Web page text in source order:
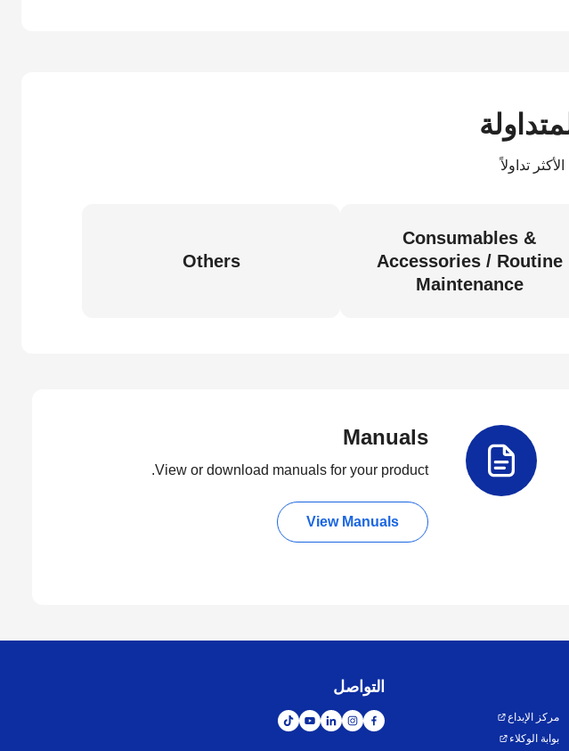
تداولاً
Consumables &
Accessories / Routine
Maintenance
Others
Manuals
View or download manuals for your product.
View Manuals
مركز الإبداع
بوابة الوكلاء
التواصل